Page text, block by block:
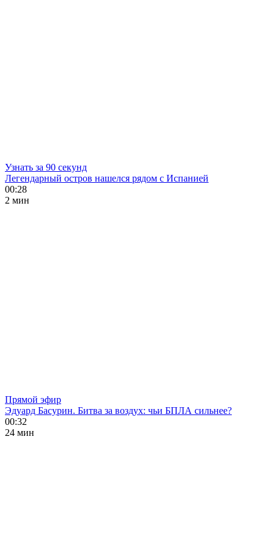
Узнать за 90 секунд
Легендарный остров нашелся рядом с Испанией
00:28
2 мин
Прямой эфир
Эдуард Басурин. Битва за воздух: чьи БПЛА сильнее?
00:32
24 мин